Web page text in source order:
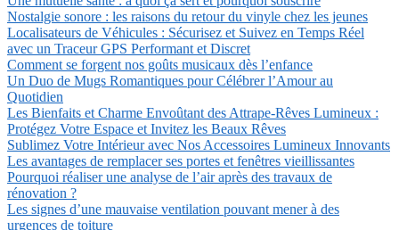
Nostalgie sonore : les raisons du retour du vinyle chez les jeunes
Localisateurs de Véhicules : Sécurisez et Suivez en Temps Réel
avec un Traceur GPS Performant et Discret
Comment se forgent nos goûts musicaux dès l’enfance
Un Duo de Mugs Romantiques pour Célébrer l’Amour au
Quotidien
Les Bienfaits et Charme Envoûtant des Attrape-Rêves Lumineux :
Protégez Votre Espace et Invitez les Beaux Rêves
Sublimez Votre Intérieur avec Nos Accessoires Lumineux Innovants
Les avantages de remplacer ses portes et fenêtres vieillissantes
Pourquoi réaliser une analyse de l’air après des travaux de
rénovation ?
Les signes d’une mauvaise ventilation pouvant mener à des
urgences de toiture